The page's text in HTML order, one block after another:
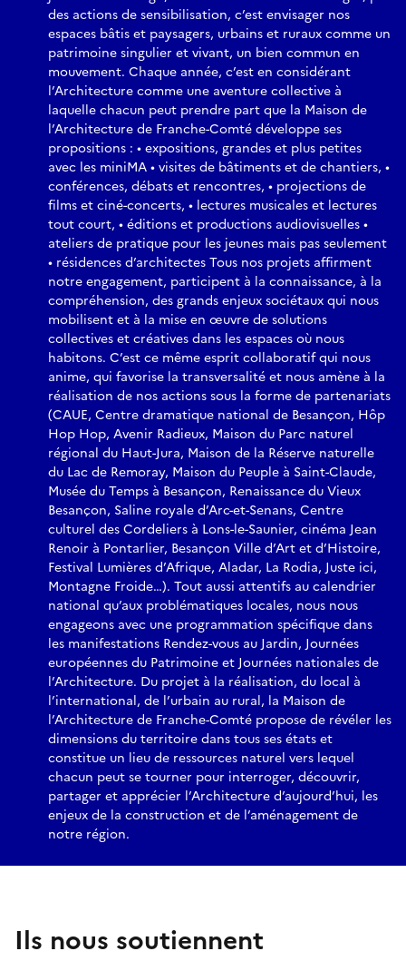
des actions de sensibilisation, c’est envisager nos
espaces bâtis et paysagers, urbains et ruraux comme un
patrimoine singulier et vivant, un bien commun en
mouvement. Chaque année, c’est en considérant
l’Architecture comme une aventure collective à
laquelle chacun peut prendre part que la Maison de
l’Architecture de Franche-Comté développe ses
propositions : • expositions, grandes et plus petites
avec les miniMA • visites de bâtiments et de chantiers, •
conférences, débats et rencontres, • projections de
films et ciné-concerts, • lectures musicales et lectures
tout court, • éditions et productions audiovisuelles •
ateliers de pratique pour les jeunes mais pas seulement
• résidences d’architectes Tous nos projets affirment
notre engagement, participent à la connaissance, à la
compréhension, des grands enjeux sociétaux qui nous
mobilisent et à la mise en œuvre de solutions
collectives et créatives dans les espaces où nous
habitons. C’est ce même esprit collaboratif qui nous
anime, qui favorise la transversalité et nous amène à la
réalisation de nos actions sous la forme de partenariats
(CAUE, Centre dramatique national de Besançon, Hôp
Hop Hop, Avenir Radieux, Maison du Parc naturel
régional du Haut-Jura, Maison de la Réserve naturelle
du Lac de Remoray, Maison du Peuple à Saint-Claude,
Musée du Temps à Besançon, Renaissance du Vieux
Besançon, Saline royale d’Arc-et-Senans, Centre
culturel des Cordeliers à Lons-le-Saunier, cinéma Jean
Renoir à Pontarlier, Besançon Ville d’Art et d’Histoire,
Festival Lumières d’Afrique, Aladar, La Rodia, Juste ici,
Montagne Froide…). Tout aussi attentifs au calendrier
national qu’aux problématiques locales, nous nous
engageons avec une programmation spécifique dans
les manifestations Rendez-vous au Jardin, Journées
européennes du Patrimoine et Journées nationales de
l’Architecture. Du projet à la réalisation, du local à
l’international, de l’urbain au rural, la Maison de
l’Architecture de Franche-Comté propose de révéler les
dimensions du territoire dans tous ses états et
constitue un lieu de ressources naturel vers lequel
chacun peut se tourner pour interroger, découvrir,
partager et apprécier l’Architecture d’aujourd’hui, les
enjeux de la construction et de l’aménagement de
notre région.
Ils nous soutiennent